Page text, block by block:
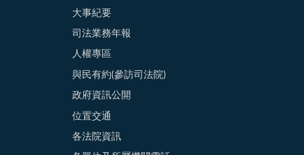
大事紀要
司法業務年報
人權專區
與民有約(參訪司法院)
政府資訊公開
位置交通
各法院資訊